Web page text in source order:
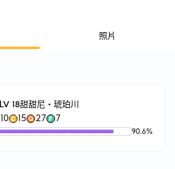
照片
LV 18甜甜尼・琥珀川
10 15 27 7
90.6%